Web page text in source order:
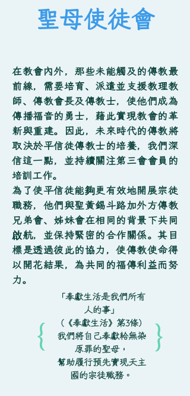
聖母使徒會
在教會內外，那些未能觸及的傳教最
前線，需要培育、派遣並支援教理教
師、傳教會長及傳教士，使他們成為
傳播福音的勇士，藉此實現教會的革
新與重建。因此，未來時代的傳教將
取決於平信徒傳教士的培養，我們深
信這一點，並持續關注第三會會員的
培訓工作。
為了使平信徒能夠更有效地開展宗徒
職務，他們與聖黃錫斗路加外方傳教
兄弟會、姊妹會在相同的背景下共同
啟航，並保持緊密的合作關係。其目
標是透過彼此的協力，使傳教使命得
以開花結果，為共同的福傳利益而努
力。
{
「奉獻生活是我們所有
人的事」
（《奉獻生活》第3條）
我們將自己奉獻給無染
原罪的聖母，
幫助履行預先實現天主
國的宗徒職務。
{